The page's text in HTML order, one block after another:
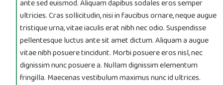
ante sed euismod. Aliquam dapibus sodales eros semper
ultricies. Cras sollicitudin, nisi in faucibus ornare, neque augue
tristique urna, vitae iaculis erat nibh nec odio. Suspendisse
pellentesque luctus ante sit amet dictum. Aliquam a augue
vitae nibh posuere tincidunt. Morbi posuere eros nisl, nec
dignissim nunc posuere a. Nullam dignissim elementum
fringilla. Maecenas vestibulum maximus nunc id ultrices.